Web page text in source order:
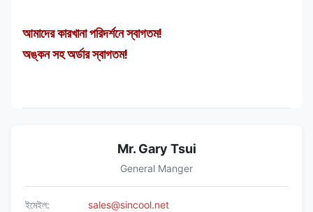
আমাদের কারখানা পরিদর্শনে স্বাগতম!
অঙ্কন সহ অর্ডার স্বাগতম!
Mr. Gary Tsui
General Manger
ইমেইল:
sales@sincool.net